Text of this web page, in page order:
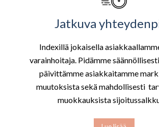
Jatkuva
Indexillä jokaisella
varainhoitaja. Pidämme
päivittämme asiakkaitamme
muutoksista sekä mahdollisesti
muokkauksista